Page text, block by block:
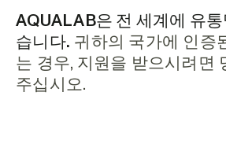
AQUALAB은 전 세계에 유
습니다. 귀하의 국가에 인증
는 경우, 지원을 받으시려면
주십시오.